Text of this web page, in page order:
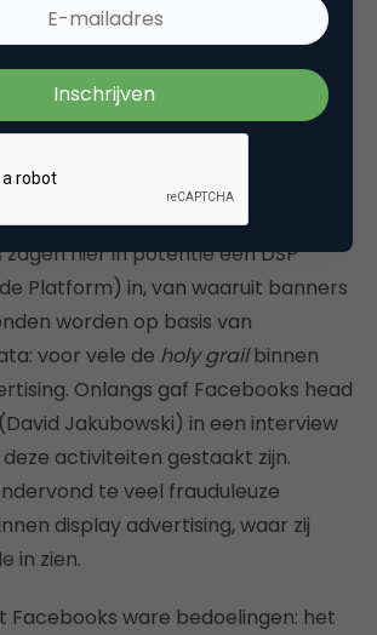
DSP
server en analyticssuite van
door adverteerders gebruikt
inzichten te generen uit
en video inzet. Vele digitale
hier in potentie een DSP
Platform) in, van waaruit banners
worden op basis van
voor vele de holy grailbinnen
Onlangs gaf Facebooks head
Jakubowski) in een interview
activiteiten gestaakt zijn.
te veel frauduleuze
display advertising, waar zij
in zien.
Facebooks ware bedoelingen: het